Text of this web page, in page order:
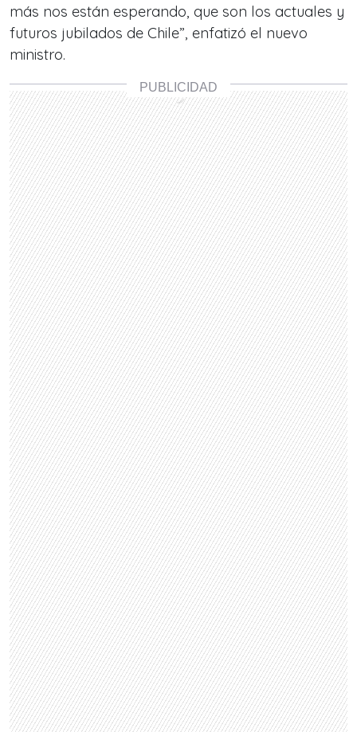
más nos están esperando, que son los actuales y
futuros jubilados de Chile”, enfatizó el nuevo
ministro.